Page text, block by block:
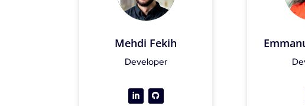
Mehdi Fekih
Developer